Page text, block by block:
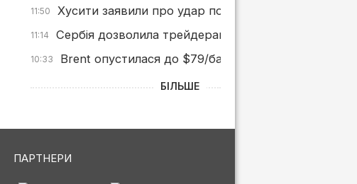
11:50 Хусити заявили про удар по саудівському
11:14 Сербія дозволила трейдерам переробляти нафту
10:33 Brent опустилася до $79/бар. після заяв Трампа
БІЛЬШЕ
ПАРТНЕРИ